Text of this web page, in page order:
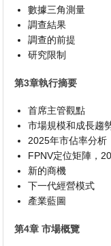
數據三角測量
調查結果
調查的前提
研究限制
第3章執行摘要
首席主管觀點
市場規模和成長趨
2025年市佔率分析
FPNV定位矩陣，
新的商機
下一代經營模式
產業藍圖
第4章 市場概覽